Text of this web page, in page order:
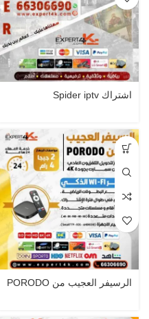
اشتراك Spider iptv
الرسيفر العجيب من PORODO